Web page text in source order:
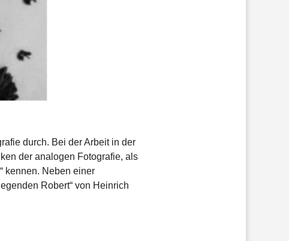
durch. Bei der Arbeit in der
der analogen Fotografie, als
kennen. Neben einer
Robert“ von Heinrich